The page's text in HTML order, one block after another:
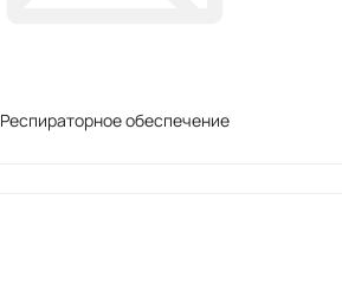
Респираторное обеспечение